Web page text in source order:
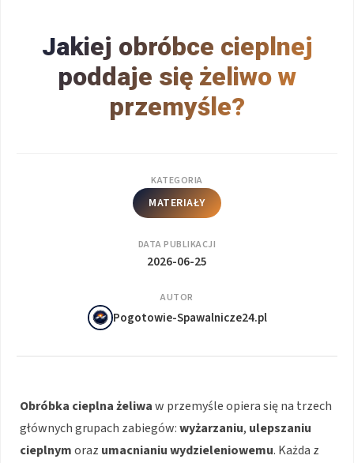
Jakiej obróbce cieplnej
poddaje się żeliwo w
przemyśle?
KATEGORIA
MATERIAŁY
DATA PUBLIKACJI
2026-06-25
AUTOR
Pogotowie-Spawalnicze24.pl
Obróbka cieplna żeliwaw przemyśle opiera się na trzech
głównych grupach zabiegów:wyżarzaniu, ulepszaniu
cieplnymoraz umacnianiu wydzieleniowemu. Każda z